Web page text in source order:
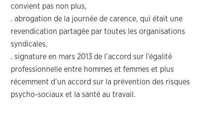
convient pas non plus,
. abrogation de la journée de carence, qui était une
revendication partagée par toutes les organisations
syndicales,
. signature en mars 2013 de l’accord sur l’égalité
professionnelle entre hommes et femmes et plus
récemment d’un accord sur la prévention des risques
psycho-sociaux et la santé au travail.